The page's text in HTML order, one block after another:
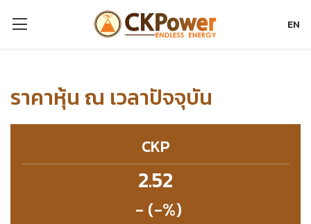
EN
ราคาหุ้น ณ เวลาปัจจุบัน
CKP
2.52
- (-%)